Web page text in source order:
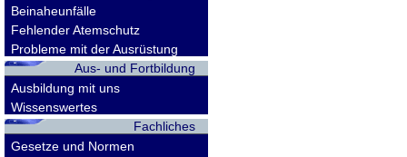
Beinaheunfälle
Fehlender Atemschutz
Probleme mit der Ausrüstung
Aus- und Fortbildung
Ausbildung mit uns
Wissenswertes
Fachliches
Gesetze und Normen